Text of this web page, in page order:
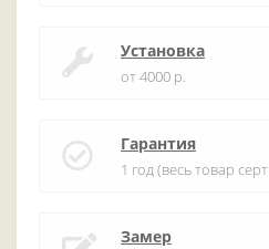
Установка
от 4000 р.
Гарантия
1 год (весь товар
Замер